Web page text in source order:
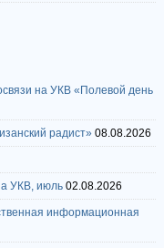
на УКВ «Полевой день
радист» 08.08.2026
УКВ, июль 02.08.2026
информационная